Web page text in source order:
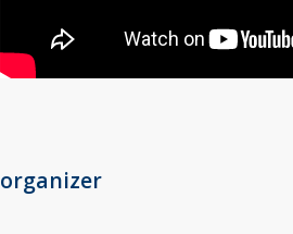
organizer